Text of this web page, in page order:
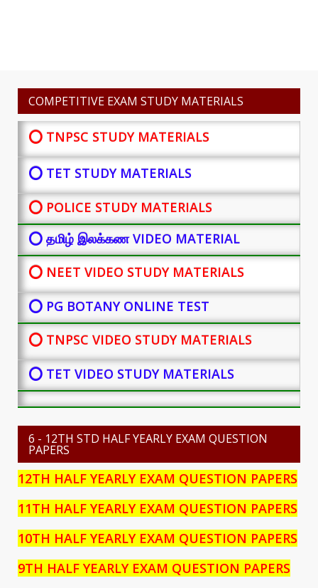
COMPETITIVE EXAM STUDY MATERIALS
⭕ TNPSC STUDY MATERIALS
⭕ TET STUDY MATERIALS
⭕ POLICE STUDY MATERIALS
⭕ தமிழ் இலக்கண VIDEO MATERIAL
⭕ NEET VIDEO STUDY MATERIALS
⭕ PG BOTANYONLINE TEST
⭕ TNPSC VIDEO STUDY MATERIALS
⭕ TET VIDEO STUDY MATERIALS
6 - 12TH STD HALF YEARLY EXAM QUESTION
PAPERS
12TH HALF YEARLY EXAM QUESTION PAPERS
11TH HALF YEARLY EXAM QUESTION PAPERS
10TH HALF YEARLY EXAM QUESTION PAPERS
9TH HALF YEARLY EXAM QUESTION PAPERS